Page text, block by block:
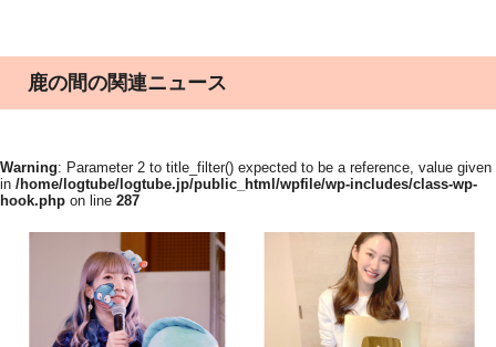
鹿の間の関連ニュース
Warning: Parameter 2 to title_filter() expected to be a reference, value given
in /home/logtube/logtube.jp/public_html/wpfile/wp-includes/class-wp-
hook.php on line 287